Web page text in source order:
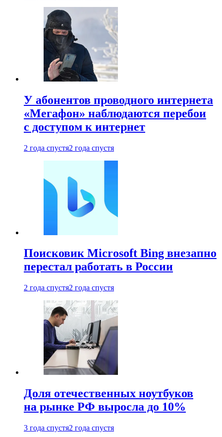
У абонентов проводного интернета
«Мегафон» наблюдаются перебои
с доступом к интернет
2 года спустя2 года спустя
Поисковик Microsoft Bing внезапно
перестал работать в России
2 года спустя2 года спустя
Доля отечественных ноутбуков
на рынке РФ выросла до 10%
3 года спустя2 года спустя